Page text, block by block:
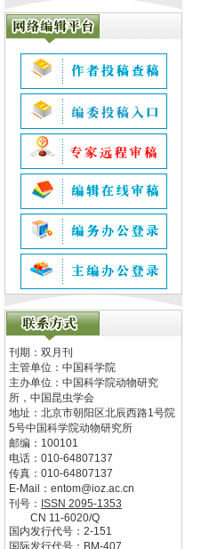
刊期：双月刊
主管单位： 中国科学院
主办单位： 中国科学院动物研究
所，中国昆虫学会
地址： 北京市朝阳区北辰西路1号院
5号中国科学院动物研究所
邮编： 100101
电话： 010-64807137
传真： 010-64807137
E-Mail： entom@ioz.ac.cn
刊号： ISSN 2095-1353
CN 11-6020/Q
国内发行代号： 2-151
国际发行代号： BM-407